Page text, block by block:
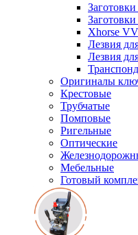
Заготовки
Xhorse
Лезвия
Лезвия
Оригиналы
Крестовые
Трубчатые
Помповые
Ригельные
Оптические
Мебельные
Готовый